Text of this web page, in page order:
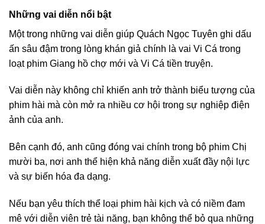
Những vai diễn nổi bật
Một trong những vai diễn giúp Quách Ngọc Tuyên ghi dấu
ấn sâu đậm trong lòng khán giả chính là vai Vi Cá trong
loạt phim Giang hồ chợ mới và Vi Cá tiền truyện.
Vai diễn này không chỉ khiến anh trở thành biểu tượng của
phim hài mà còn mở ra nhiều cơ hội trong sự nghiệp điện
ảnh của anh.
Bên cạnh đó, anh cũng đóng vai chính trong bộ phim Chị
mười ba, nơi anh thể hiện khả năng diễn xuất đầy nội lực
và sự biến hóa đa dạng.
Nếu bạn yêu thích thể loại phim hài kịch và có niềm đam
mê với diễn viên trẻ tài năng, bạn không thể bỏ qua những